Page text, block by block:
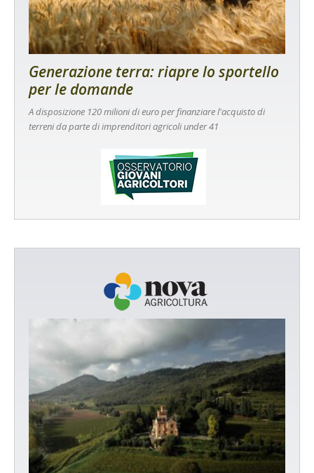
Generazione terra: riapre lo sportello
per le domande
A disposizione 120 milioni di euro per finanziare l'acquisto di
terreni da parte di imprenditori agricoli under 41